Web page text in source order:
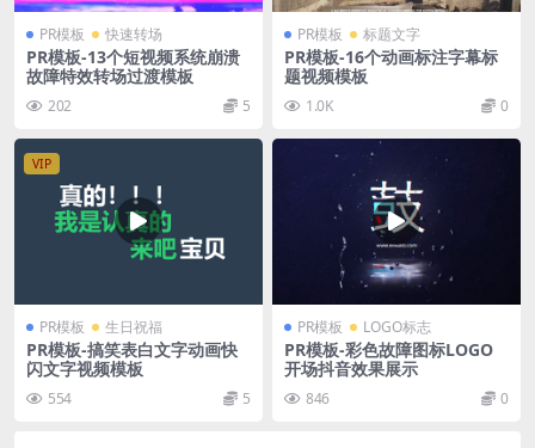
PR模板 快速转场
PR模板-13个短视频系统崩溃
故障特效转场过渡模板
202 5
PR模板 标题文字
PR模板-16个动画标注字幕标
题视频模板
1.0K 0
VIP
PR模板 生日祝福
PR模板-搞笑表白文字动画快
闪文字视频模板
554 5
PR模板 LOGO标志
PR模板-彩色故障图标LOGO
开场抖音效果展示
846 0